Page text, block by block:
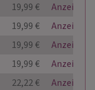
19,99 €
Anzeigen
19,99 €
Anzeigen
19,99 €
Anzeigen
19,99 €
Anzeigen
22,22 €
Anzeigen